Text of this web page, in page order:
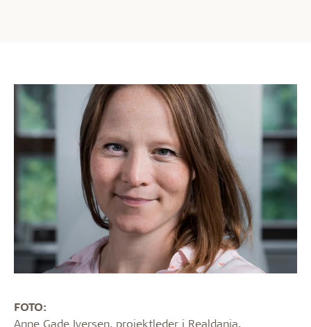
FOTO:
Anne Gade Iversen, projektleder i Realdania.